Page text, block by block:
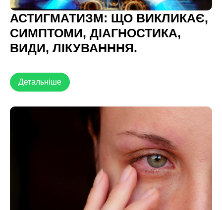
АСТИГМАТИЗМ: ЩО ВИКЛИКАЄ,
СИМПТОМИ, ДІАГНОСТИКА,
ВИДИ, ЛІКУВАНННЯ.
Детальніше